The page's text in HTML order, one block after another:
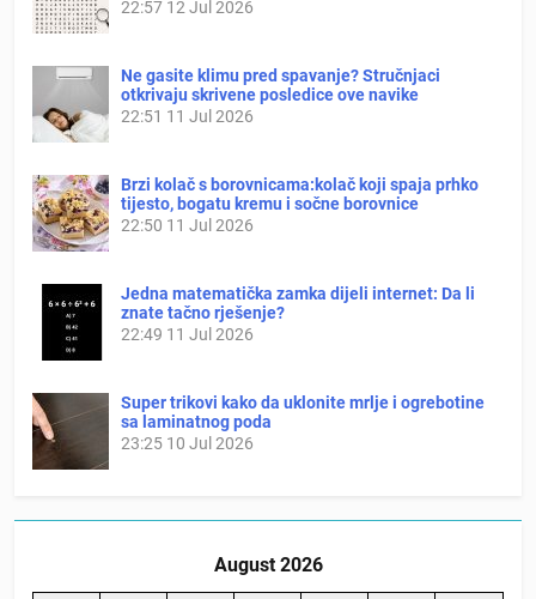
22:57 12 Jul 2026
Ne gasite klimu pred spavanje? Stručnjaci
otkrivaju skrivene posledice ove navike
22:51 11 Jul 2026
Brzi kolač s borovnicama:kolač koji spaja prhko
tijesto, bogatu kremu i sočne borovnice
22:50 11 Jul 2026
Jedna matematička zamka dijeli internet: Da li
znate tačno rješenje?
22:49 11 Jul 2026
Super trikovi kako da uklonite mrlje i ogrebotine
sa laminatnog poda
23:25 10 Jul 2026
August 2026